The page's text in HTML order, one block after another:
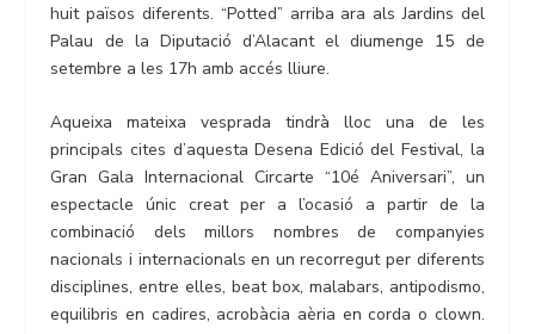
huit països diferents. “Potted” arriba ara als Jardins del
Palau de la Diputació d’Alacant el diumenge 15 de
setembre a les 17h amb accés lliure.
Aqueixa mateixa vesprada tindrà lloc una de les
principals cites d’aquesta Desena Edició del Festival, la
Gran Gala Internacional Circarte “10é Aniversari”, un
espectacle únic creat per a l’ocasió a partir de la
combinació dels millors nombres de companyies
nacionals i internacionals en un recorregut per diferents
disciplines, entre elles, beat box, malabars, antipodismo,
equilibris en cadires, acrobàcia aèria en corda o clown.